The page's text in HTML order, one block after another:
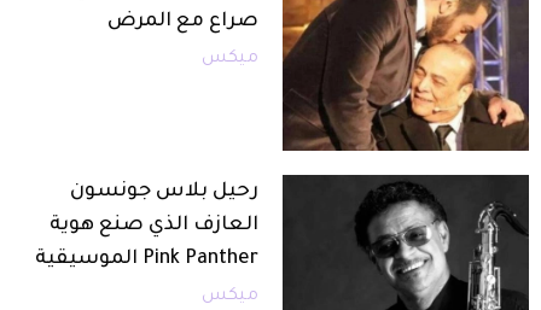
صراع مع المرض
ميكس
رحيل بلاس جونسون
العازف الذي صنع هوية
Pink Panther الموسيقية
ميكس